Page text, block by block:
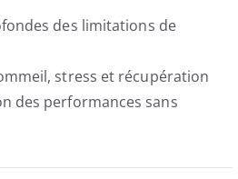
des limitations de
stress et récupération
des performances sans